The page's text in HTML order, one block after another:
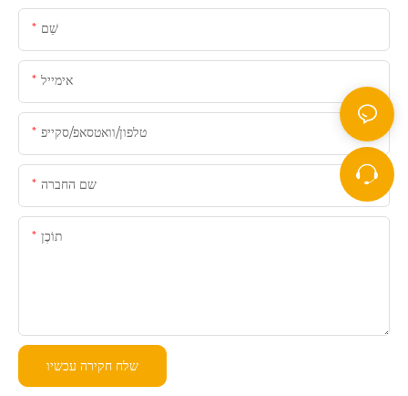
שֵׁם
אימייל
טלפון/וואטסאפ/סקייפ
שם החברה
תוֹכֶן
שלח חקירה עכשיו